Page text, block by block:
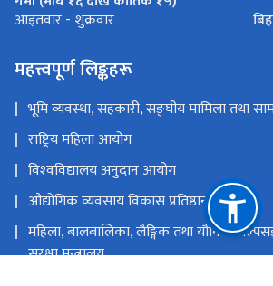
आइतवार - शुक्रवार
महत्त्वपूर्ण लिङ्कहरू
भूमि व्यवस्था, सहकारी, सङ्‍घीय मामिला तथा
राष्ट्रिय महिला आयोग
विश्‍वविद्यालय अनुदान आयोग
औद्योगिक व्यवसाय विकास प्रतिष्ठान
महिला, बालबालिका, लैङ्गिक तथा यौनिक
सुरक्षा मन्त्रालय